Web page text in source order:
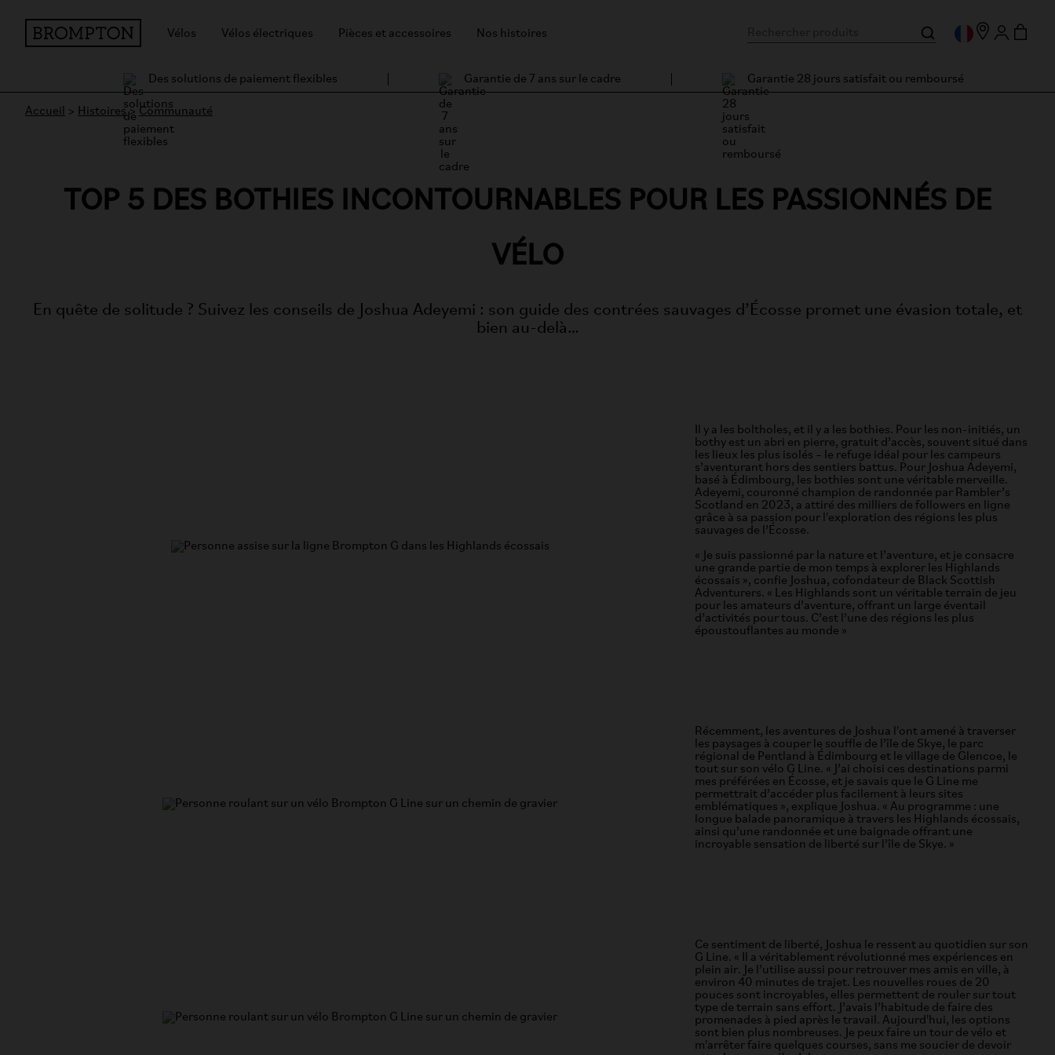
Vélos Vélos électriques Pièces et accessoires Nos histoires
Des solutions de paiement flexibles Garantie de 7 ans sur le cadre Garantie 28 jours satisfait ou remboursé
Accueil > Histoires>Communauté
TOP 5 DES BOTHIES INCONTOURNABLES POUR LES PASSIONNÉS DE
VÉLO
En quête de solitude ? Suivez les conseils de Joshua Adeyemi : son guide des contrées sauvages d’Écosse promet une évasion totale, et
bien au-delà…
Il y a les boltholes, et il y a les bothies. Pour les non-initiés, un
bothy est un abri en pierre, gratuit d’accès, souvent situé dans
les lieux les plus isolés – le refuge idéal pour les campeurs
s’aventurant hors des sentiers battus. Pour Joshua Adeyemi,
basé à Édimbourg, les bothies sont une véritable merveille.
Adeyemi, couronné champion de randonnée par Rambler’s
Scotland en 2023, a attiré des milliers de followers en ligne
grâce à sa passion pour l'exploration des régions les plus
sauvages de l’Écosse.
« Je suis passionné par la nature et l’aventure, et je consacre
une grande partie de mon temps à explorer les Highlands
écossais », confie Joshua, cofondateur de Black Scottish
Adventurers. « Les Highlands sont un véritable terrain de jeu
pour les amateurs d’aventure, offrant un large éventail
d’activités pour tous. C’est l’une des régions les plus
époustouflantes au monde »
Récemment, les aventures de Joshua l'ont amené à traverser
les paysages à couper le souffle de l’île de Skye, le parc
régional de Pentland à Édimbourg et le village de Glencoe, le
tout sur son vélo G Line. « J’ai choisi ces destinations parmi
mes préférées en Écosse, et je savais que le G Line me
permettrait d’accéder plus facilement à leurs sites
emblématiques », explique Joshua. « Au programme : une
longue balade panoramique à travers les Highlands écossais,
ainsi qu’une randonnée et une baignade offrant une
incroyable sensation de liberté sur l’île de Skye. »
Ce sentiment de liberté, Joshua le ressent au quotidien sur son
G Line. « Il a véritablement révolutionné mes expériences en
plein air. Je l’utilise aussi pour retrouver mes amis en ville, à
environ 40 minutes de trajet. Les nouvelles roues de 20
pouces sont incroyables, elles permettent de rouler sur tout
type de terrain sans effort. J’avais l’habitude de faire des
promenades à pied après le travail. Aujourd'hui, les options
sont bien plus nombreuses. Je peux faire un tour de vélo et
m'arrêter faire quelques courses, sans me soucier de devoir